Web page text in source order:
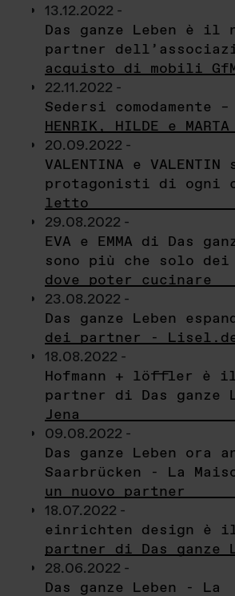
13.12.2022 -
Das ganze Leben è il
partner
acquisto di mobili
22.11.2022 -
Sedersi comodamente –
HENRIK, HILDE e MARTA
20.09.2022 -
VALENTINA e
protagonisti di ogni
letto
29.08.2022 -
EVA e EMMA di Das
sono più che solo
dove poter cucinare
23.08.2022 -
Das ganze Leben
dei partner -
18.08.2022 -
Hofmann + löffler è il
partner di Das ganze
Jena
09.08.2022 -
Das ganze Leben ora
Saarbrücken - La
un nuovo partner
18.07.2022 -
einrichten design è il
partner di Das ganze
28.06.2022 -
Das ganze Leben - La